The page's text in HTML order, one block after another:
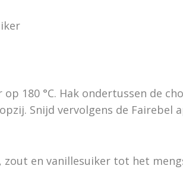
180 °C. Hak ondertussen de
Snijd vervolgens de Fairebel
zout en vanillesuiker tot het